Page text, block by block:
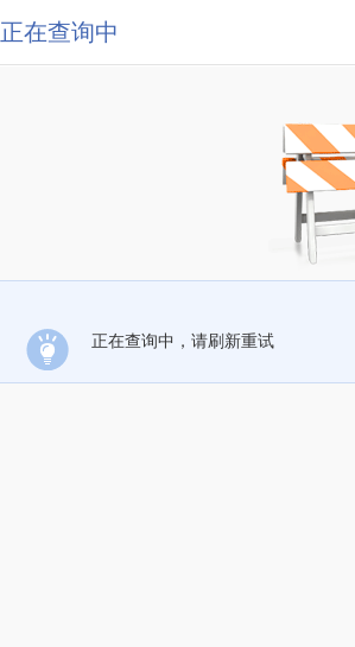
正在查询中
正在查询中，请刷新重试